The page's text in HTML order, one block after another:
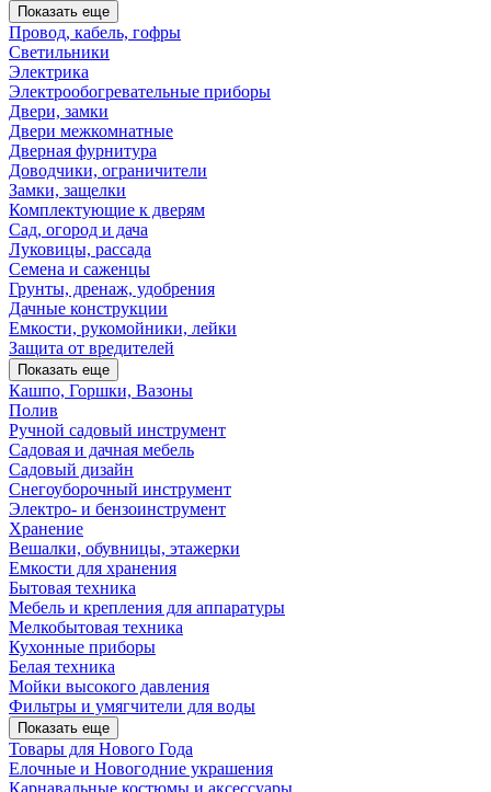
Показать еще
Провод, кабель, гофры
Светильники
Электрика
Электрообогревательные приборы
Двери, замки
Двери межкомнатные
Дверная фурнитура
Доводчики, ограничители
Замки, защелки
Комплектующие к дверям
Сад, огород и дача
Луковицы, рассада
Семена и саженцы
Грунты, дренаж, удобрения
Дачные конструкции
Емкости, рукомойники, лейки
Защита от вредителей
Показать еще
Кашпо, Горшки, Вазоны
Полив
Ручной садовый инструмент
Садовая и дачная мебель
Садовый дизайн
Снегоуборочный инструмент
Электро- и бензоинструмент
Хранение
Вешалки, обувницы, этажерки
Емкости для хранения
Бытовая техника
Мебель и крепления для аппаратуры
Мелкобытовая техника
Кухонные приборы
Белая техника
Мойки высокого давления
Фильтры и умягчители для воды
Показать еще
Товары для Нового Года
Елочные и Новогодние украшения
Карнавальные костюмы и аксессуары